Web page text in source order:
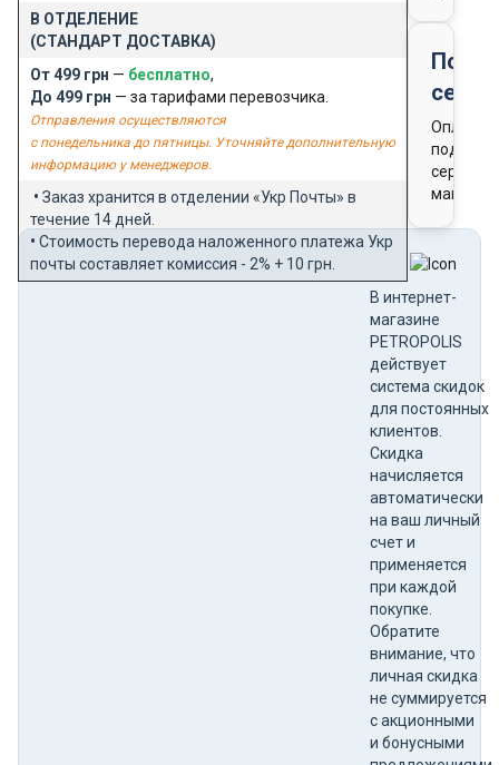
В ОТДЕЛЕНИЕ
(СТАНДАРТ ДОСТАВКА)
От 499 грн — бесплатно,
До 499 грн — за тарифами перевозчика.
Отправления осуществляются
с понедельника до пятницы. Уточняйте дополнительную
информацию у менеджеров.
• Заказ хранится в отделении «Укр Почты» в
течение 14 дней.
• Стоимость перевода наложенного платежа Укр
почты составляет комиссия - 2% + 10 грн.
Оплата
В интернет-
магазине
PETROPOLIS
действует
система скидок
для постоянных
клиентов.
Скидка
начисляется
автоматически
на ваш личный
счет и
применяется
при каждой
покупке.
Обратите
внимание, что
личная скидка
не суммируется
с акционными
и бонусными